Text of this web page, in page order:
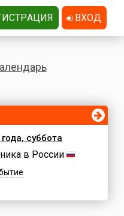
суббота
в России
ВХОД